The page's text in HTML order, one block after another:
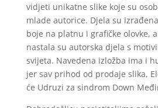
vidjeti unikatne slike koje su
mlade autorice. Djela su
boje na platnu i grafičke olovke,
nastala su autorska djela s
svijeta. Navedena izložba ima i
jer sav prihod od prodaje slika,
će Udruzi za sindrom Down